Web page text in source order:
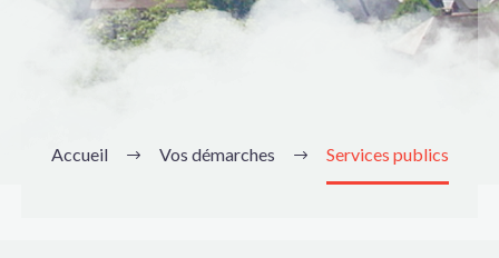
Accueil Vos démarches Services publics